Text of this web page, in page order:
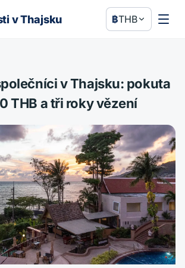
v Thajsku ฿THB
v Thajsku: pokuta
THB a tři roky vězení